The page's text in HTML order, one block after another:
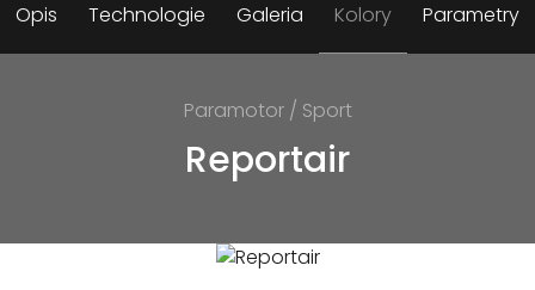
Szukaj
Paramotor / Sport
Reportair
Opis Technologie Galeria Kolory Parametry